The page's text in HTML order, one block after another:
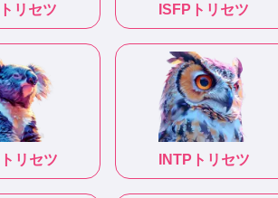
トリセツ ISFP トリセツ
トリセツ INTP トリセツ